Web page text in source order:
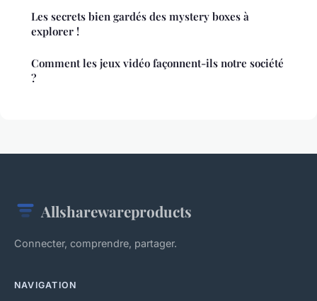
Les secrets bien gardés des mystery boxes à
explorer !
Comment les jeux vidéo façonnent-ils notre société
?
Allsharewareproducts
Connecter, comprendre, partager.
NAVIGATION